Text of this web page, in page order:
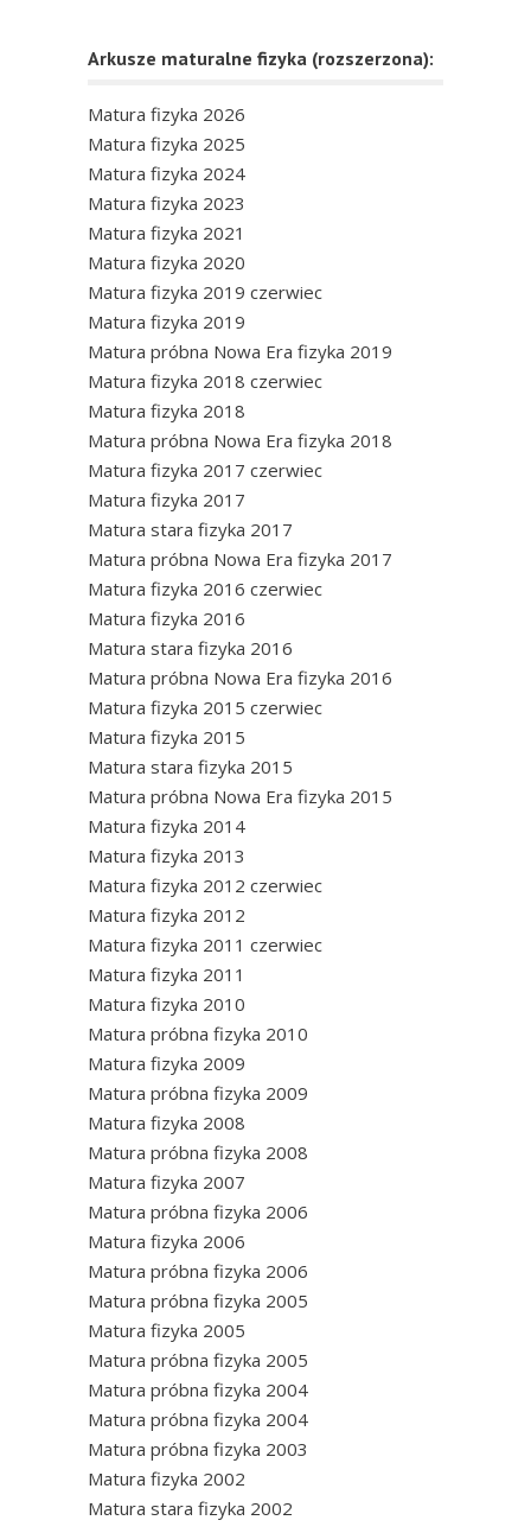
Arkusze maturalne fizyka (rozszerzona):
Matura fizyka 2026
Matura fizyka 2025
Matura fizyka 2024
Matura fizyka 2023
Matura fizyka 2021
Matura fizyka 2020
Matura fizyka 2019 czerwiec
Matura fizyka 2019
Matura próbna Nowa Era fizyka 2019
Matura fizyka 2018 czerwiec
Matura fizyka 2018
Matura próbna Nowa Era fizyka 2018
Matura fizyka 2017 czerwiec
Matura fizyka 2017
Matura stara fizyka 2017
Matura próbna Nowa Era fizyka 2017
Matura fizyka 2016 czerwiec
Matura fizyka 2016
Matura stara fizyka 2016
Matura próbna Nowa Era fizyka 2016
Matura fizyka 2015 czerwiec
Matura fizyka 2015
Matura stara fizyka 2015
Matura próbna Nowa Era fizyka 2015
Matura fizyka 2014
Matura fizyka 2013
Matura fizyka 2012 czerwiec
Matura fizyka 2012
Matura fizyka 2011 czerwiec
Matura fizyka 2011
Matura fizyka 2010
Matura próbna fizyka 2010
Matura fizyka 2009
Matura próbna fizyka 2009
Matura fizyka 2008
Matura próbna fizyka 2008
Matura fizyka 2007
Matura próbna fizyka 2006
Matura fizyka 2006
Matura próbna fizyka 2006
Matura próbna fizyka 2005
Matura fizyka 2005
Matura próbna fizyka 2005
Matura próbna fizyka 2004
Matura próbna fizyka 2004
Matura próbna fizyka 2003
Matura fizyka 2002
Matura stara fizyka 2002